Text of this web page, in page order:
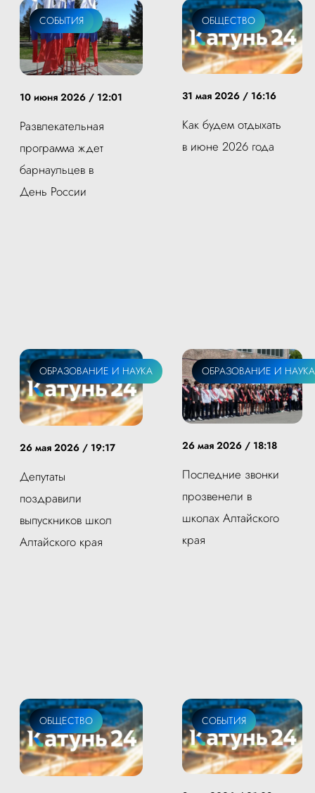
ОБЩЕСТВО
СОБЫТИЯ
10 июня 2026 / 12:01
Развлекательная
программа ждет
барнаульцев в
День России
ОБЩЕСТВО
31 мая 2026 / 16:16
Как будем отдыхать
в июне 2026 года
ОБРАЗОВАНИЕ И НАУКА
26 мая 2026 / 19:17
Депутаты
поздравили
выпускников школ
Алтайского края
ОБРАЗОВАНИЕ И НАУКА
26 мая 2026 / 18:18
Последние звонки
прозвенели в
школах Алтайского
края
ОБЩЕСТВО СОБЫТИЯ